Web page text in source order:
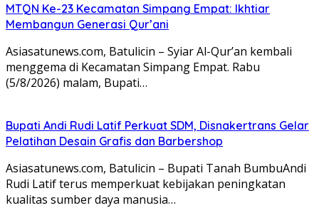
MTQN Ke-23 Kecamatan Simpang Empat: Ikhtiar
Membangun Generasi Qur’ani
Asiasatunews.com, Batulicin – Syiar Al-Qur’an kembali
menggema di Kecamatan Simpang Empat. Rabu
(5/8/2026) malam, Bupati…
Bupati Andi Rudi Latif Perkuat SDM, Disnakertrans Gelar
Pelatihan Desain Grafis dan Barbershop
Asiasatunews.com, Batulicin – Bupati Tanah BumbuAndi
Rudi Latif terus memperkuat kebijakan peningkatan
kualitas sumber daya manusia…